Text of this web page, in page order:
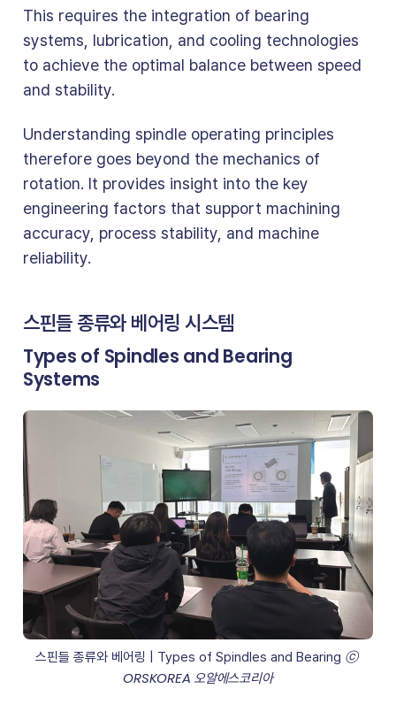
This requires the integration of bearing
systems, lubrication, and cooling technologies
to achieve the optimal balance between speed
and stability.
Understanding spindle operating principles
therefore goes beyond the mechanics of
rotation. It provides insight into the key
engineering factors that support machining
accuracy, process stability, and machine
reliability.
스핀들 종류와 베어링 시스템
Types of Spindles and Bearing
Systems
스핀들 종류와 베어링 | Types of Spindles and Bearing ⓒ
ORSKOREA 오알에스코리아